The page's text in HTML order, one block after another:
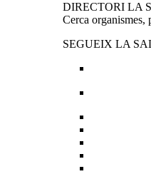
DIRECTORI LA
Cerca organismes,
SEGUEIX LA